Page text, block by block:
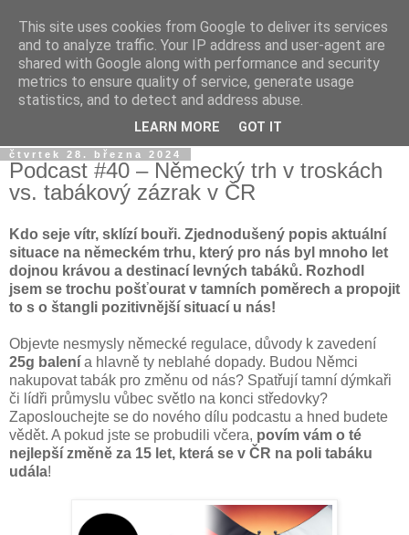
Dýmkařův koutek
Místo pro všechny, kteří se chtějí dozvědět něco o světě
vodních dýmek a trochu se pobavit!
čtvrtek 28. března 2024
Podcast #40 – Německý trh v troskách
vs. tabákový zázrak v ČR
Kdo seje vítr, sklízí bouři. Zjednodušený popis aktuální
situace na německém trhu, který pro nás byl mnoho let
dojnou krávou a destinací levných tabáků. Rozhodl
jsem se trochu pošťourat v tamních poměrech a propojit
to s o štangli pozitivnější situací u nás!
Objevte nesmysly německé regulace, důvody k zavedení
25g balení a hlavně ty neblahé dopady. Budou Němci
nakupovat tabák pro změnu od nás? Spatřují tamní dýmkaři
či lídři průmyslu vůbec světlo na konci středovky?
Zaposlouchejte se do nového dílu podcastu a hned budete
vědět. A pokud jste se probudili včera, povím vám o té
nejlepší změně za 15 let, která se v ČR na poli tabáku
udála!
This site uses cookies from Google to deliver its services
and to analyze traffic. Your IP address and user-agent are
shared with Google along with performance and security
metrics to ensure quality of service, generate usage
statistics, and to detect and address abuse.
LEARN MORE GOT IT